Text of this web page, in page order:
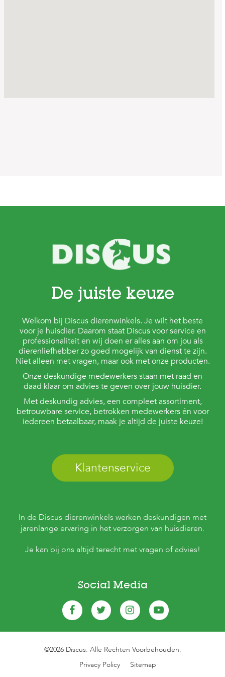
De juiste keuze
Welkom bij Discus dierenwinkels. Je wilt het beste
voor je huisdier. Daarom staat Discus voor service en
professionaliteit en wij doen er alles aan om jou als
dierenliefhebber zo goed mogelijk van dienst te zijn.
Niet alleen met vragen, maar ook met onze producten.
Onze deskundige medewerkers staan met raad en
daad klaar om advies te geven over jouw huisdier.
Met deskundig advies, een compleet assortiment,
betrouwbare service, betrokken medewerkers én voor
iedereen betaalbaar, maak je altijd de juiste keuze!
Klantenservice
In de Discus dierenwinkels werken deskundigen met
jarenlange ervaring in het verzorgen van huisdieren.
Je kan bij ons altijd terecht met vragen of advies!
Social Media
©2026 Discus. Alle Rechten Voorbehouden.
Privacy Policy
Sitemap